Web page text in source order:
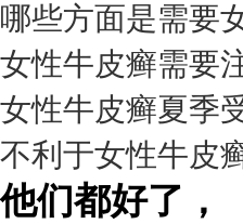
预约量
6821
疗效满意
98%
哪些方面是需要
女性牛皮癣需要
女性牛皮癣夏季
不利于女性牛皮
他们都好了，